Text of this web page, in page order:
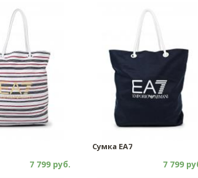
7 799 руб.
Сумка EA7
7 799